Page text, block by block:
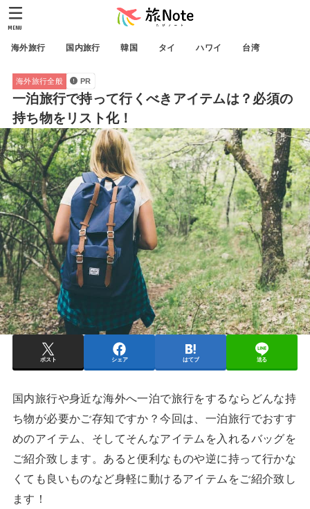
海外旅行 国内旅行 韓国 タイ ハワイ 台湾
MENU
海外旅行全般 PR
一泊旅行で持って行くべきアイテムは？必須の
持ち物をリスト化！
ポスト シェア はてブ 送る
国内旅行や身近な海外へ一泊で旅行をするならどんな持
ち物が必要かご存知ですか？今回は、一泊旅行でおすす
めのアイテム、そしてそんなアイテムを入れるバッグを
ご紹介致します。あると便利なものや逆に持って行かな
くても良いものなど身軽に動けるアイテムをご紹介致し
ます！